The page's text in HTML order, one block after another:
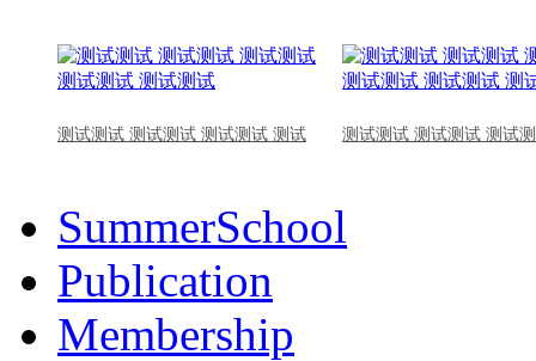
测试测试 测试测试 测试测试 测试 测试测试 测试测试 测试
SummerSchool
Publication
Membership